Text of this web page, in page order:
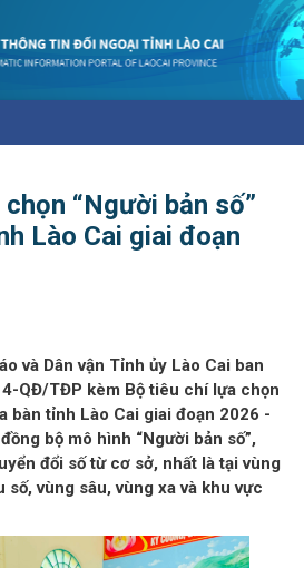
“Người bản số”
Lào Cai giai đoạn
và Dân vận Tỉnh ủy Lào Cai ban
QĐ/TĐP kèm Bộ tiêu chí lựa chọn
bàn tỉnh Lào Cai giai đoạn 2026 -
bộ mô hình “Người bản số”,
đổi số từ cơ sở, nhất là tại vùng
vùng sâu, vùng xa và khu vực